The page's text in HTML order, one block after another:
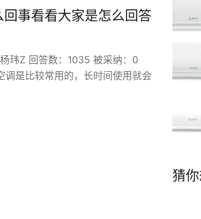
事看看大家是怎么回答
玮Z 回答数：1035 被采纳：0
是比较常用的，长时间使用就会
猜